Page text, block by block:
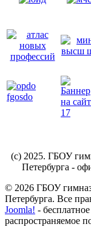
(c) 2025. ГБОУ
Петербурга -
© 2026 ГБОУ
Петербурга. Все
Joomla! -
распространяемое